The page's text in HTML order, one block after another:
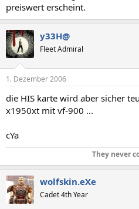
preiswert erscheint.
y33H@
Fleet Admiral
1. Dezember 2006
die HIS karte wird aber sicher
x1950xt mit vf-900 ...
cYa
They never
wolfskin.eXe
Cadet 4th Year